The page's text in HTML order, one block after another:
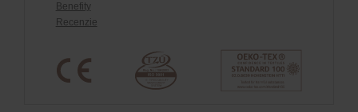
Benefity
Recenzie